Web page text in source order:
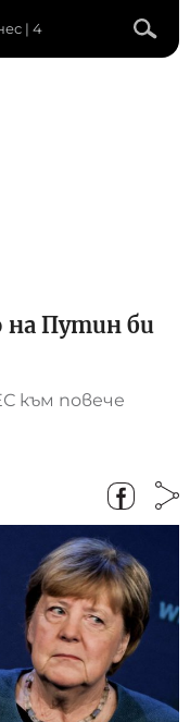
| 4
на Путин би
към повече